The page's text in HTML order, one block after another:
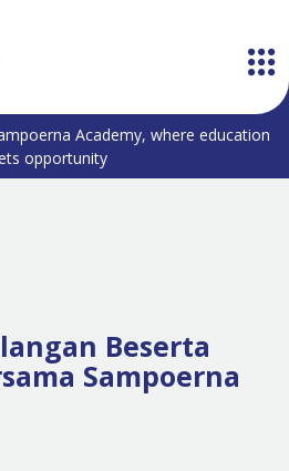
Academy, where education
opportunity
Beserta
Sampoerna